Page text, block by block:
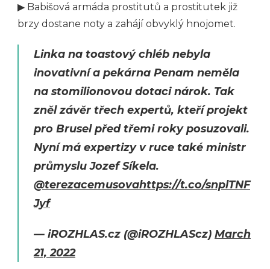
▶ Babišová armáda prostitutů a prostitutek již
brzy dostane noty a zahájí obvyklý hnojomet.
Linka na toastový chléb nebyla
inovativní a pekárna Penam neměla
na stomilionovou dotaci nárok. Tak
zněl závěr třech expertů, kteří projekt
pro Brusel před třemi roky posuzovali.
Nyní má expertizy v ruce také ministr
průmyslu Jozef Síkela.
@terezacemusovahttps://t.co/snplTNF
Jyf
— iROZHLAS.cz (@iROZHLAScz) March
21, 2022